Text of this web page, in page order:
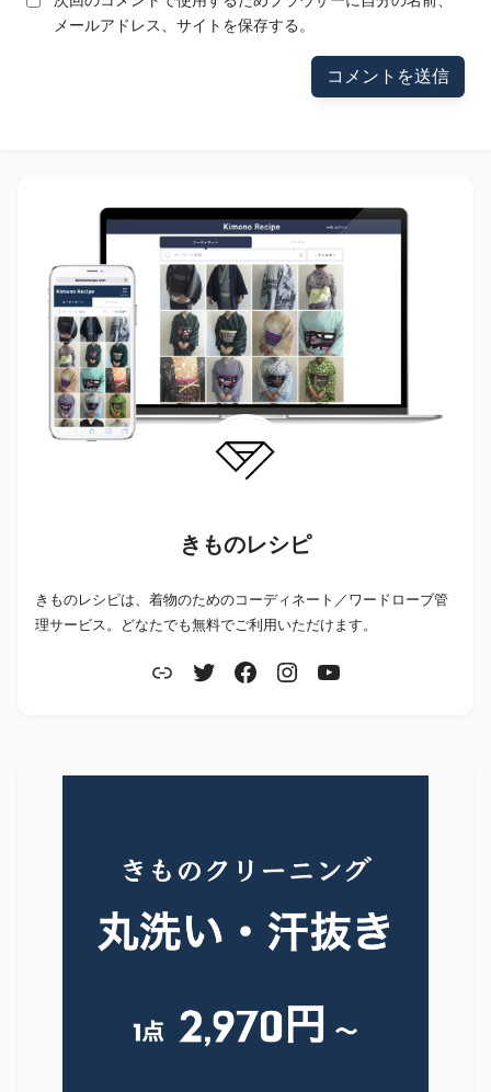
メールアドレス、サイトを保存する。
きものレシピ
きものレシピは、着物のためのコーディネート／ワードローブ管
理サービス。どなたでも無料でご利用いただけます。